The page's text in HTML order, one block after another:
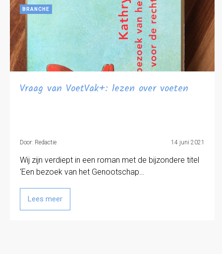
BRANCHE
Vraag van VoetVak+: lezen over voeten
Door: Redactie 14 juni 2021
Wij zijn verdiept in een roman met de bijzondere titel
‘Een bezoek van het Genootschap…
Lees meer